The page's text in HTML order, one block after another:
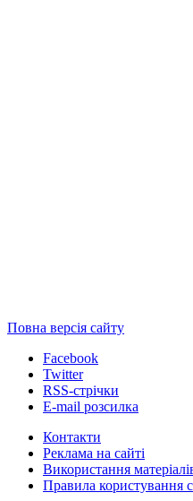
Повна версія сайту
Facebook
Twitter
RSS-стрічки
E-mail розсилка
Контакти
Реклама на сайті
Використання
Правила користування